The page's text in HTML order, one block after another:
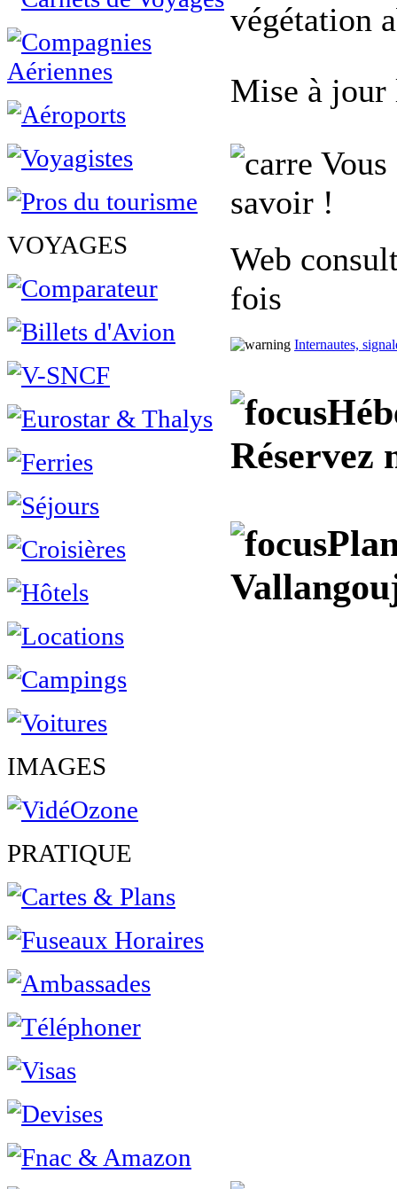
VOYAGES
IMAGES
PRATIQUE
végétation
Mise à jour
savoir !
Web
fois
Internautes,
Réservez